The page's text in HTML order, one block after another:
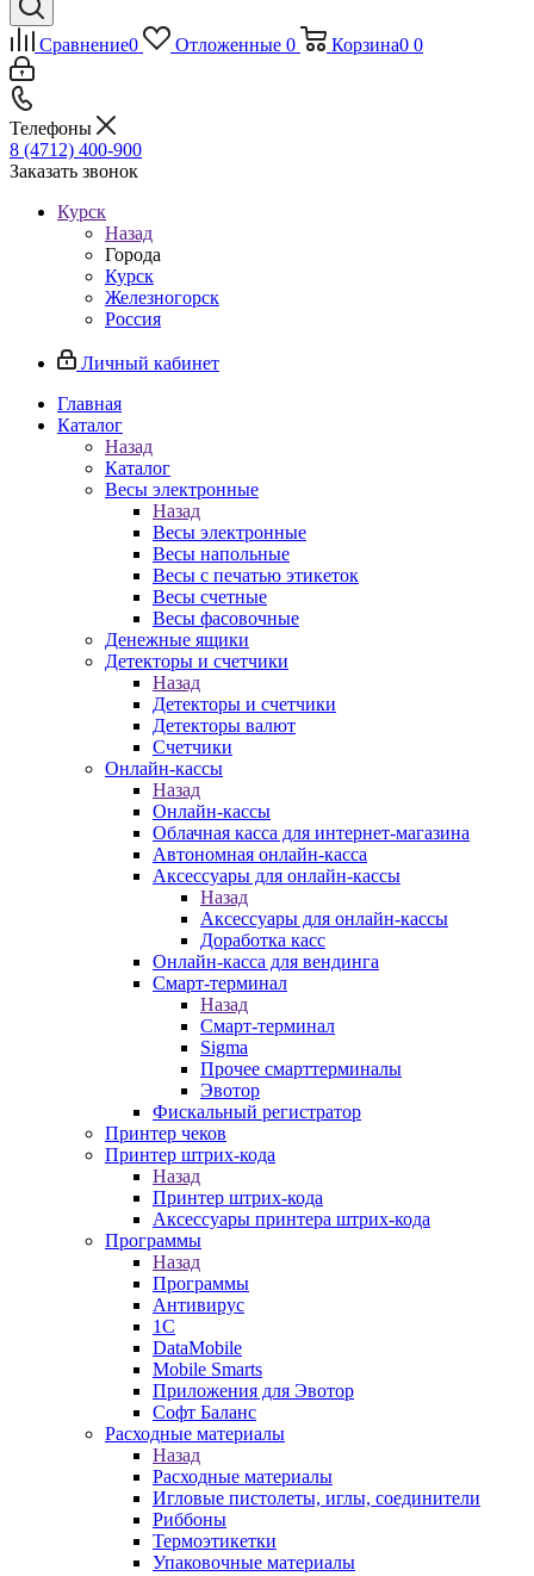
Сравнение0 Отложенные 0 Корзина0 0
Телефоны
8 (4712) 400-900
Заказать звонок
Курск
Назад
Города
Курск
Железногорск
Россия
Личный кабинет
Главная
Каталог
Назад
Каталог
Весы электронные
Назад
Весы электронные
Весы напольные
Весы с печатью этикеток
Весы счетные
Весы фасовочные
Денежные ящики
Детекторы и счетчики
Назад
Детекторы и счетчики
Детекторы валют
Счетчики
Онлайн-кассы
Назад
Онлайн-кассы
Облачная касса для интернет-магазина
Автономная онлайн-касса
Аксессуары для онлайн-кассы
Назад
Аксессуары для онлайн-кассы
Доработка касс
Онлайн-касса для вендинга
Смарт-терминал
Назад
Смарт-терминал
Sigma
Прочее смарттерминалы
Эвотор
Фискальный регистратор
Принтер чеков
Принтер штрих-кода
Назад
Принтер штрих-кода
Аксессуары принтера штрих-кода
Программы
Назад
Программы
Антивирус
1С
DataMobile
Mobile Smarts
Приложения для Эвотор
Софт Баланс
Расходные материалы
Назад
Расходные материалы
Игловые пистолеты, иглы, соединители
Риббоны
Термоэтикетки
Упаковочные материалы